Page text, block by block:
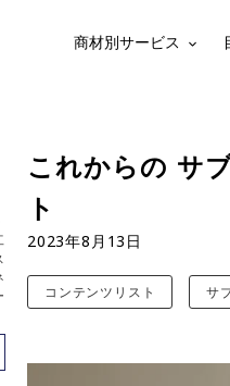
商材別サービス
これからの サ
ト
2023年8月13日
コンテンツリスト サ